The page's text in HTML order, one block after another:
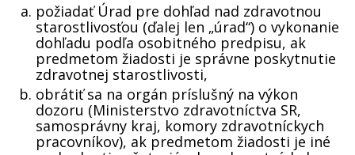
požiadať Úrad pre dohľad nad zdravotnou
starostlivosťou (ďalej len „úrad“) o vykonanie
dohľadu podľa osobitného predpisu, ak
predmetom žiadosti je správne poskytnutie
zdravotnej starostlivosti,
obrátiť sa na orgán príslušný na výkon
dozoru (Ministerstvo zdravotníctva SR,
samosprávny kraj, komory zdravotníckych
pracovníkov), ak predmetom žiadosti je iné